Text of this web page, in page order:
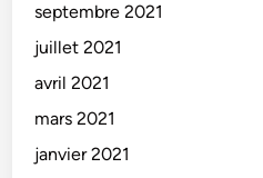
septembre 2021
juillet 2021
avril 2021
mars 2021
janvier 2021